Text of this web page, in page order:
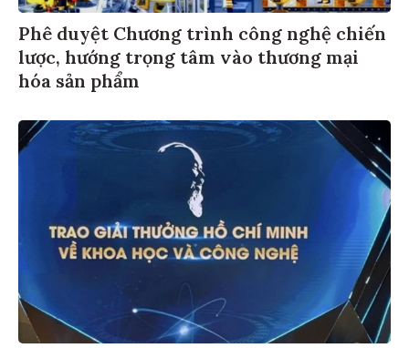
Phê duyệt Chương trình công nghệ chiến
lược, hướng trọng tâm vào thương mại
hóa sản phẩm